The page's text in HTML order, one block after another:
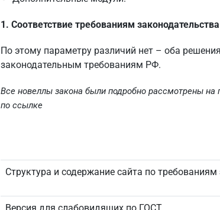
1. Соответствие требованиям
По этому параметру различий нет – оба
законодательным требованиям РФ.
Все новеллы закона были подробно рассмотрены
по ссылке
Структура и содержание сайта по требованиям
Версия для слабовидящих по ГОСТ